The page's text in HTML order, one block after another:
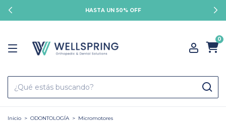
HASTA UN 50% OFF
0
Inicio > ODONTOLOGÍA > Micromotores